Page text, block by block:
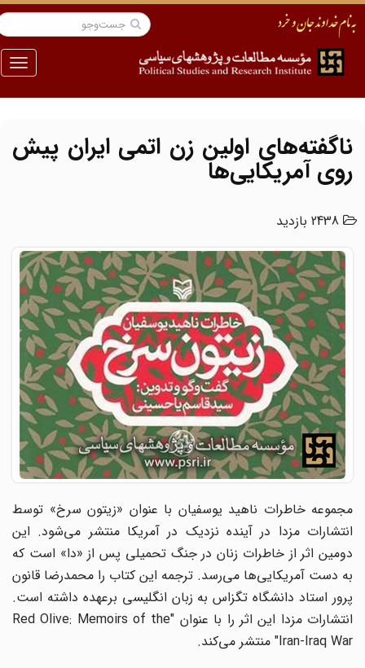
منو
ناگفته‌های اولین زن اتمی ایران پیش
روی آمریکایی‌ها
2438 بازدید
مجموعه خاطرات ناهید یوسفیان با عنوان «زیتون سرخ» توسط
انتشارات مزدا در آینده نزدیک در آمریکا منتشر می‌شود. این
دومین اثر از خاطرات زنان در جنگ تحمیلی پس از «دا» است که
به دست آمریکایی‌ها می‌رسد. ترجمه این کتاب را محمدرضا قانون
پرور استاد دانشگاه تگزاس به زبان انگلیسی برعهده داشته است.
انتشارات مزدا این اثر را با عنوان "Red Olive: Memoirs of the
Iran-Iraq War" منتشر می‌کند.